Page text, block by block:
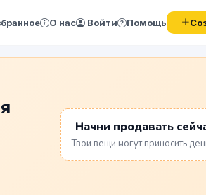
О нас Войти Помощь
Начни продавать
Твои вещи могут приносить